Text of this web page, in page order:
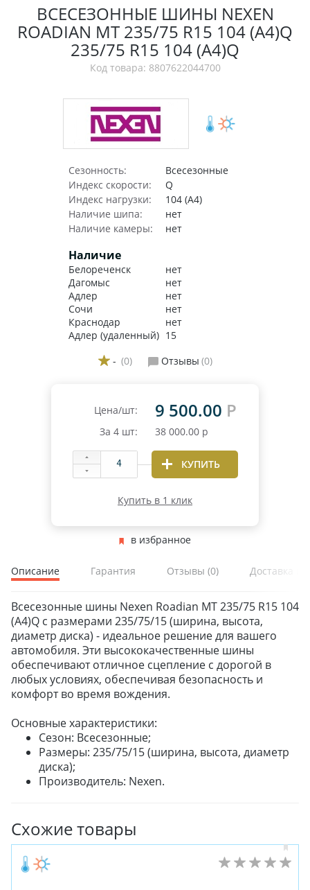
ВСЕСЕЗОННЫЕ ШИНЫ NEXEN
ROADIAN MT 235/75 R15 104 (A4)Q
235/75 R15 104 (A4)Q
Код товара: 8807622044700
Сезонность:
Всесезонные
Индекс скорости:
Q
Индекс нагрузки:
104 (A4)
Наличие шипа:
нет
Наличие камеры:
нет
Наличие
Белореченск
нет
Дагомыс
нет
Адлер
нет
Сочи
нет
Краснодар
нет
Адлер (удаленный) 15
- (0) Отзывы (0)
Цена/шт: 9 500.00 Р
За 4 шт: 38 000.00 р
КУПИТЬ
Купить в 1 клик
в избранное
Описание Гарантия Отзывы (0) Доставка и
Всесезонные шины Nexen Roadian MT 235/75 R15 104
(A4)Q с размерами 235/75/15 (ширина, высота,
диаметр диска) - идеальное решение для вашего
автомобиля. Эти высококачественные шины
обеспечивают отличное сцепление с дорогой в
любых условиях, обеспечивая безопасность и
комфорт во время вождения.
Основные характеристики:
Сезон: Всесезонные;
Размеры: 235/75/15 (ширина, высота, диаметр
диска);
Производитель: Nexen.
Схожие товары